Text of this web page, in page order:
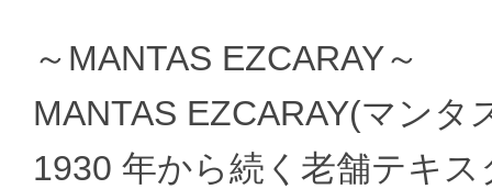
～MANTAS EZCARAY～
MANTAS EZCARAY(マン
1930 年から続く老舗テキ